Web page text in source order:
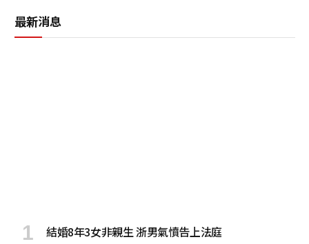
最新消息
結婚8年3女非親生 浙男氣憤告上法庭